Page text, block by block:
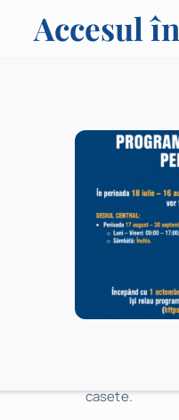
Accesul
Pasul 2
La intrarea în
obligațisă
pentru
nu au
casete.